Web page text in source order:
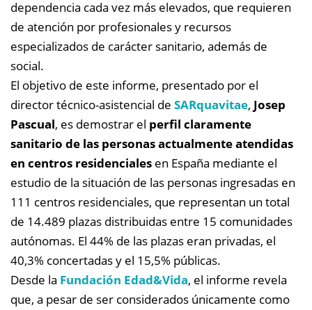
dependencia cada vez más elevados, que requieren
de atención por profesionales y recursos
especializados de carácter sanitario, además de
social.
El objetivo de este informe, presentado por el
director técnico-asistencial de SARquavitae, Josep
Pascual, es demostrar el perfil claramente
sanitario de las personas actualmente atendidas
en centros residenciales en España mediante el
estudio de la situación de las personas ingresadas en
111 centros residenciales, que representan un total
de 14.489 plazas distribuidas entre 15 comunidades
autónomas. El 44% de las plazas eran privadas, el
40,3% concertadas y el 15,5% públicas.
Desde la Fundación Edad&Vida, el informe revela
que, a pesar de ser considerados únicamente como